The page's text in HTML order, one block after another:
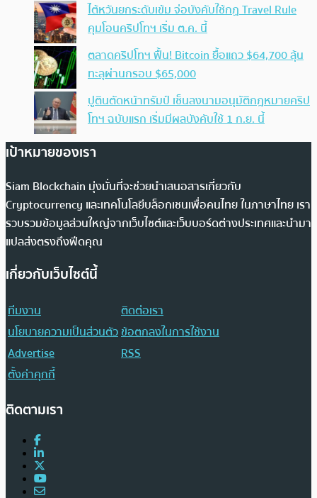
ไต้หวันยกระดับเข้ม จ่อบังคับใช้กฏ Travel Rule
คุมโอนคริปโทฯ เริ่ม ต.ค. นี้
ตลาดคริปโทฯ ฟื้น! Bitcoin ยื้อแถว $64,700 ลุ้น
ทะลุผ่านกรอบ $65,000
ปูตินตัดหน้าทรัมป์ เซ็นลงนามอนุมัติกฎหมายคริป
โทฯ ฉบับแรก เริ่มมีผลบังคับใช้ 1 ก.ย. นี้
เป้าหมายของเรา
Siam Blockchain มุ่งมั่นที่จะช่วยนำเสนอสารเกี่ยวกับ
Cryptocurrency และเทคโนโลยีบล็อกเชนเพื่อคนไทย ในภาษาไทย เรา
รวบรวมข้อมูลส่วนใหญ่จากเว็บไซต์และเว็บบอร์ดต่างประเทศและนำมา
แปลส่งตรงถึงฟีดคุณ
เกี่ยวกับเว็บไซต์นี้
ทีมงาน
ติดต่อเรา
นโยบายความเป็นส่วนตัวข้อตกลงในการใช้งาน
Advertise
RSS
ตั้งค่าคุกกี้
ติดตามเรา